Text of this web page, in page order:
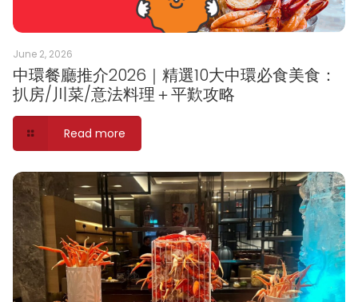
June 2, 2026
中環餐廳推介2026｜精選10大中環必食美食：
扒房/川菜/意法料理＋平歎攻略
Read more